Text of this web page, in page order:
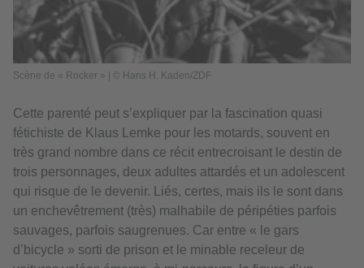
Scène de « Rocker » | © Hans H. Kaden/ZDF
Cette parenté peut s’expliquer par la fascination quasi
fétichiste de Klaus Lemke pour les motards, souvent en
très grand nombre dans ce récit entrecroisant le destin de
trois personnages, deux adultes attardés et un adolescent
qui risque de le devenir. Liés, certes, mais ils le sont dans
un enchevêtrement (très) malhabile de péripéties parfois
sauvages, parfois saugrenues. Car entre « le gars
d’bicycle » sorti de prison et le minable receleur de